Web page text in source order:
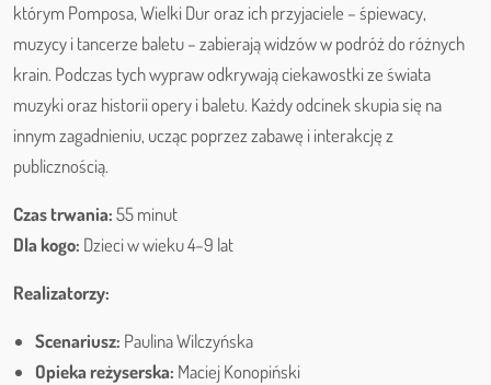
którym Pomposa, Wielki Dur oraz ich przyjaciele – śpiewacy,
muzycy i tancerze baletu – zabierają widzów w podróż do różnych
krain. Podczas tych wypraw odkrywają ciekawostki ze świata
muzyki oraz historii opery i baletu. Każdy odcinek skupia się na
innym zagadnieniu, ucząc poprzez zabawę i interakcję z
publicznością.
Czas trwania:55 minut
Dla kogo: Dzieci w wieku 4–9 lat
Realizatorzy:
Scenariusz: Paulina Wilczyńska
Opieka reżyserska: Maciej Konopiński